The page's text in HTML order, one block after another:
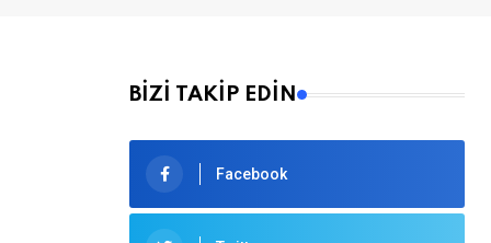
BİZİ TAKİP EDİN
Facebook